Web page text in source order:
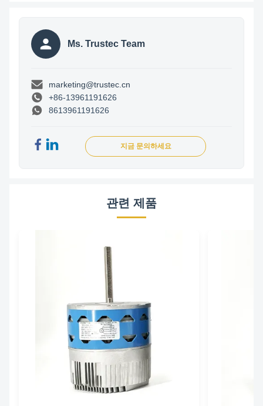
Ms. Trustec Team
marketing@trustec.cn
+86-13961191626
8613961191626
지금 문의하세요
관련 제품